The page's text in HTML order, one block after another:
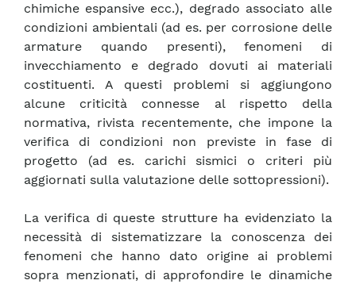
chimiche espansive ecc.), degrado associato alle
condizioni ambientali (ad es. per corrosione delle
armature quando presenti), fenomeni di
invecchiamento e degrado dovuti ai materiali
costituenti. A questi problemi si aggiungono
alcune criticità connesse al rispetto della
normativa, rivista recentemente, che impone la
verifica di condizioni non previste in fase di
progetto (ad es. carichi sismici o criteri più
aggiornati sulla valutazione delle sottopressioni).
La verifica di queste strutture ha evidenziato la
necessità di sistematizzare la conoscenza dei
fenomeni che hanno dato origine ai problemi
sopra menzionati, di approfondire le dinamiche